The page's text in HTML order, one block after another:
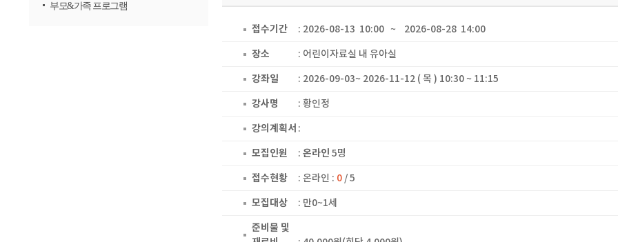
부모&가족 프로그램
접수기간
: 2026-08-13 10:00 ~ 2026-08-28 14:00
장소
: 어린이자료실 내 유아실
강좌일
: 2026-09-03~ 2026-11-12 ( 목 ) 10:30 ~ 11:15
강사명
: 황인정
강의계획서 :
모집인원
:온라인 5명
접수현황
:온라인 : 0 / 5
모집대상
: 만0~1세
준비물 및